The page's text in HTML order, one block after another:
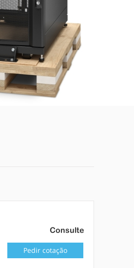
Consulte
Pedir cotação